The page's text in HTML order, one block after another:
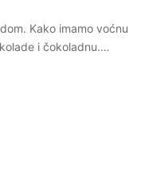
Kako imamo voćnu
i čokoladnu.…